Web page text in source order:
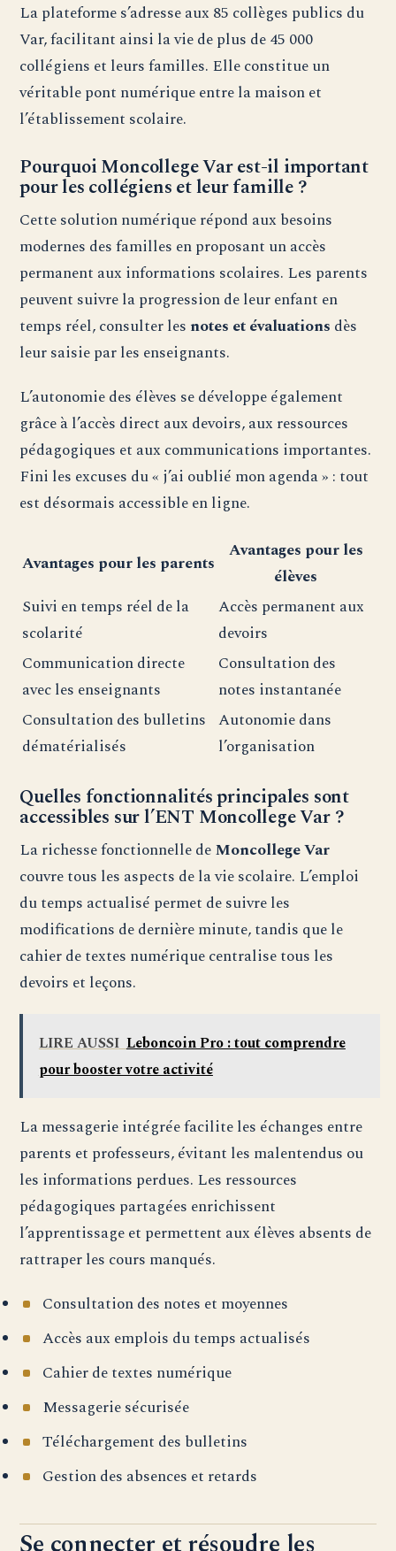
La plateforme s’adresse aux 85 collèges publics du
Var, facilitant ainsi la vie de plus de 45 000
collégiens et leurs familles. Elle constitue un
véritable pont numérique entre la maison et
l’établissement scolaire.
Pourquoi Moncollege Var est-il important
pour les collégiens et leur famille ?
Cette solution numérique répond aux besoins
modernes des familles en proposant un accès
permanent aux informations scolaires. Les parents
peuvent suivre la progression de leur enfant en
temps réel, consulter les notes et évaluations dès
leur saisie par les enseignants.
L’autonomie des élèves se développe également
grâce à l’accès direct aux devoirs, aux ressources
pédagogiques et aux communications importantes.
Fini les excuses du « j’ai oublié mon agenda » : tout
est désormais accessible en ligne.
Avantages pour les parents
Avantages pour les
élèves
Suivi en temps réel de la
scolarité
Accès permanent aux
devoirs
Communication directe
avec les enseignants
Consultation des
notes instantanée
Consultation des bulletins
dématérialisés
Autonomie dans
l’organisation
Quelles fonctionnalités principales sont
accessibles sur l’ENT Moncollege Var ?
La richesse fonctionnelle deMoncollege Var
couvre tous les aspects de la vie scolaire. L’emploi
du temps actualisé permet de suivre les
modifications de dernière minute, tandis que le
cahier de textes numérique centralise tous les
devoirs et leçons.
LIRE AUSSI Leboncoin Pro : tout comprendre
pour booster votre activité
La messagerie intégrée facilite les échanges entre
parents et professeurs, évitant les malentendus ou
les informations perdues. Les ressources
pédagogiques partagées enrichissent
l’apprentissage et permettent aux élèves absents de
rattraper les cours manqués.
Consultation des notes et moyennes
Accès aux emplois du temps actualisés
Cahier de textes numérique
Messagerie sécurisée
Téléchargement des bulletins
Gestion des absences et retards